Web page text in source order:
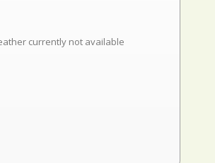
currently not available